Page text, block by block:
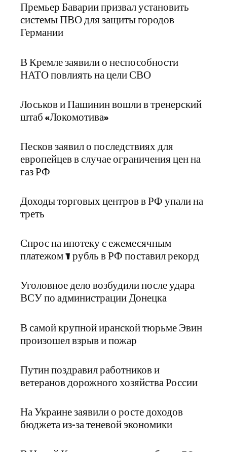
Премьер Баварии призвал установить
системы ПВО для защиты городов
Германии
В Кремле заявили о неспособности
НАТО повлиять на цели СВО
Лоськов и Пашинин вошли в тренерский
штаб «Локомотива»
Песков заявил о последствиях для
европейцев в случае ограничения цен на
газ РФ
Доходы торговых центров в РФ упали на
треть
Спрос на ипотеку с ежемесячным
платежом 1 рубль в РФ поставил рекорд
Уголовное дело возбудили после удара
ВСУ по администрации Донецка
В самой крупной иранской тюрьме Эвин
произошел взрыв и пожар
Путин поздравил работников и
ветеранов дорожного хозяйства России
На Украине заявили о росте доходов
бюджета из-за теневой экономики